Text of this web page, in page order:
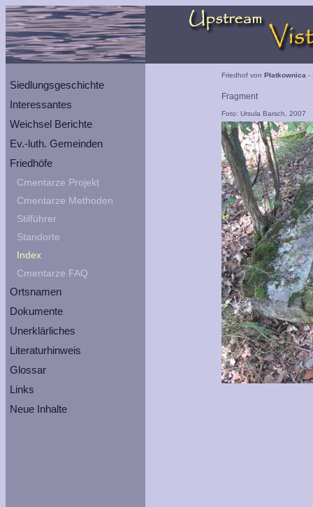
Siedlungsgeschichte
Interessantes
Weichsel Berichte
Ev.-luth. Gemeinden
Friedhöfe
Cmentarze Projekt
Cmentarze Methoden
Stilführer
Standorte
Index
Cmentarze FAQ
Ortsnamen
Dokumente
Unerklärliches
Literaturhinweis
Glossar
Links
Neue Inhalte
Friedhof von Płatkownica -
Fragment
Foto: Ursula Barsch, 2007